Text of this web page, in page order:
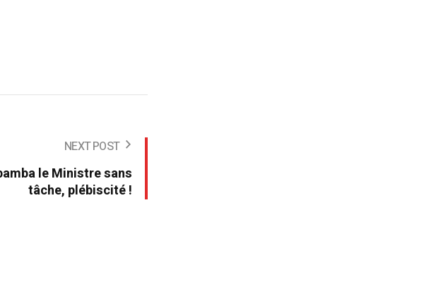
NEXT POST
le Ministre sans
tâche, plébiscité !